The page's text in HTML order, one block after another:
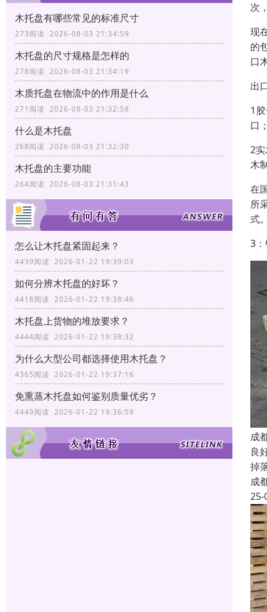
木托盘有哪些常见的标准尺寸
273阅读 2026-08-03 21:34:59
木托盘的尺寸规格是怎样的
278阅读 2026-08-03 21:34:19
木质托盘在物流中的作用是什么
271阅读 2026-08-03 21:32:58
什么是木托盘
268阅读 2026-08-03 21:32:30
木托盘的主要功能
264阅读 2026-08-03 21:31:43
怎么让木托盘紧固起来？
4439阅读 2026-01-22 19:39:03
如何分辨木托盘的好坏？
4418阅读 2026-01-22 19:38:46
木托盘上货物的堆放要求？
4444阅读 2026-01-22 19:38:32
为什么大型公司都选择使用木托盘？
4365阅读 2026-01-22 19:37:16
免熏蒸木托盘如何鉴别质量优劣？
4449阅读 2026-01-22 19:36:59
次
现
的
口
出
1
口
2
木
在
所
式
3
成
良
掉
成
25-